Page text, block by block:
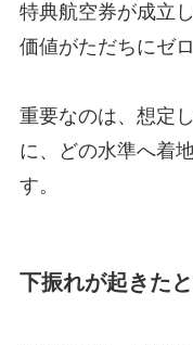
特典航空券が成立
価値がただちにゼ
重要なのは、想定
に、どの水準へ着
す。
下振れが起きた